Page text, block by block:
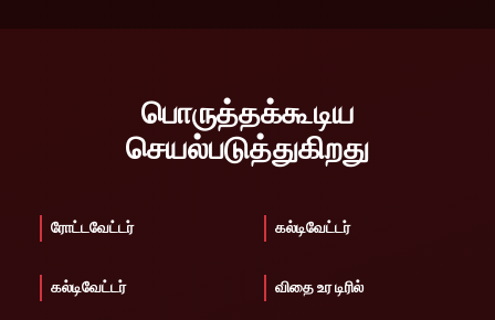
பொருத்தக்கூடிய
செயல்படுத்துகிறது
ரோட்டவேட்டர் கல்டிவேட்டர்
கல்டிவேட்டர் விதை உர டிரில்